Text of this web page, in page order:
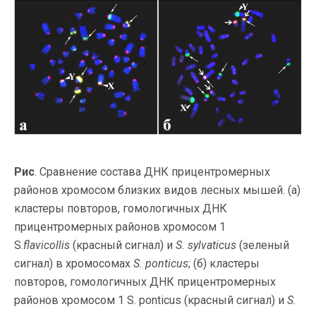
Рис. Сравнение состава ДНК прицентромерных
районов хромосом близких видов лесных мышей. (а)
кластеры повторов, гомологичных ДНК
прицентромерных районов хромосом 1
S.flavicollis (красный сигнал) и S. sylvaticus (зеленый
сигнал) в хромосомах S. ponticus; (б) кластеры
повторов, гомологичных ДНК прицентромерных
районов хромосом 1 S. ponticus (красный сигнал) и S.